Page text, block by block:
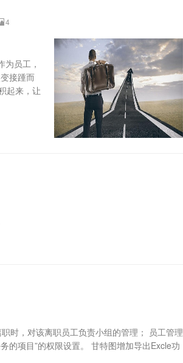
4
员工，
接踵而
起来，让
时，对该离职员工负责小组的管理； 员工管理
的项目”的权限设置。 甘特图增加导出Excle功